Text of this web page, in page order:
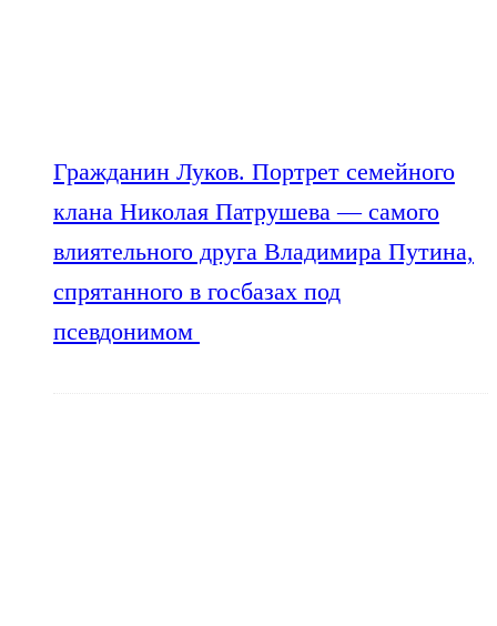
Гражданин Луков. Портрет семейного
клана Николая Патрушева — самого
влиятельного друга Владимира Путина,
спрятанного в госбазах под
псевдонимом